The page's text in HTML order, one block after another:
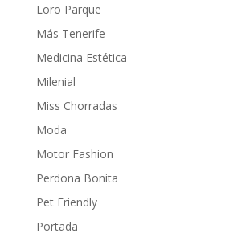
Loro Parque
Más Tenerife
Medicina Estética
Milenial
Miss Chorradas
Moda
Motor Fashion
Perdona Bonita
Pet Friendly
Portada